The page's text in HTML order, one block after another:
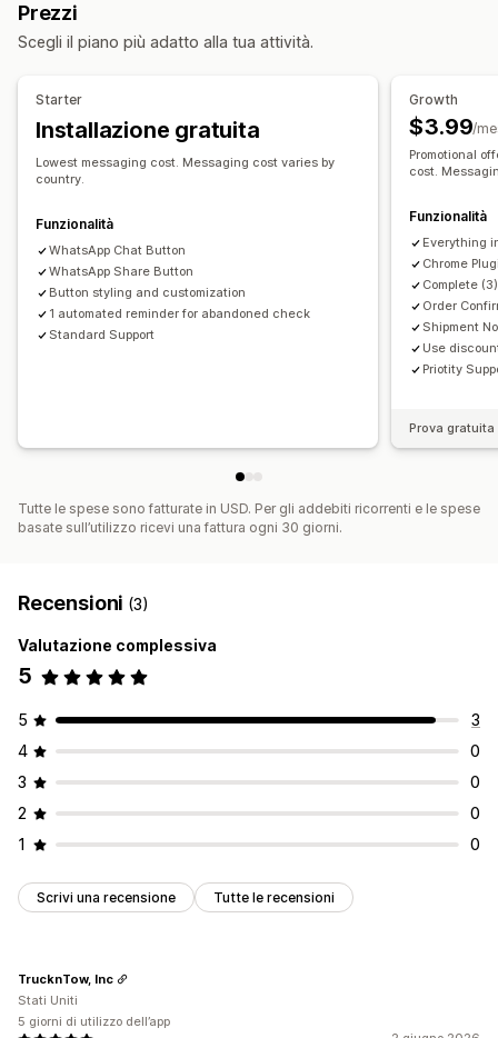
Personalizzazione
Colore e font Emoji e adesivi Finestra di chat
Orario di lavoro
Prezzi
Scegli il piano più adatto alla tua attività.
Starter
Installazione gratuita
Lowest messaging cost. Messaging cost varies by
country.
Funzionalità
WhatsApp Chat Button
WhatsApp Share Button
Button styling and customization
1 automated reminder for abandoned check
Standard Support
Growth
$3.99/
Promotional
cost.
Funzionalità
Everything
Chrome
Complete
Order
Shipment
Use
Priotity
Prova gratuita
Tutte le spese sono fatturate in USD. Per gli addebiti ricorrenti e le spese
basate sull’utilizzo ricevi una fattura ogni 30 giorni.
Recensioni (3)
Valutazione complessiva
5
5
3
4
0
3
0
2
0
1
0
Scrivi una recensione Tutte le recensioni
TrucknTow, Inc
Stati Uniti
5 giorni di utilizzo dell’app